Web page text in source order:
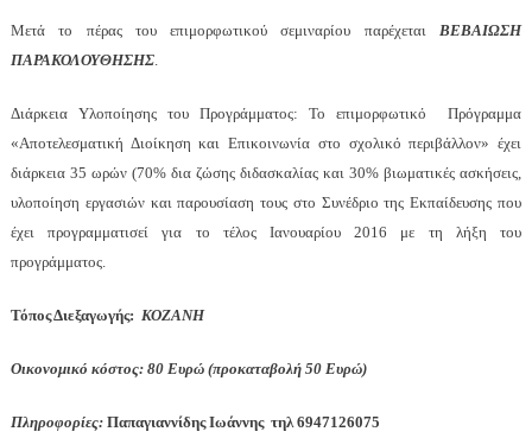
Μετά το πέρας του επιμορφωτικού σεμιναρίου παρέχεταιΒΕΒΑΙΩΣΗ
ΠΑΡΑΚΟΛΟΥΘΗΣΗΣ.
Διάρκεια Υλοποίησης του Προγράμματος: Το επιμορφωτικό Πρόγραμμα
«Αποτελεσματική Διοίκηση και Επικοινωνία στο σχολικό περιβάλλον» έχει
διάρκεια 35 ωρών (70% δια ζώσης διδασκαλίας και 30% βιωματικές ασκήσεις,
υλοποίηση εργασιών και παρουσίαση τους στο Συνέδριο της Εκπαίδευσης που
έχει προγραμματισεί για το τέλος Ιανουαρίου 2016 με τη λήξη του
προγράμματος.
Τόπος Διεξαγωγής: ΚΟΖΑΝΗ
Οικονομικό κόστος: 80 Ευρώ (προκαταβολή 50 Ευρώ)
Πληροφορίες: Παπαγιαννίδης Ιωάννης τηλ 6947126075